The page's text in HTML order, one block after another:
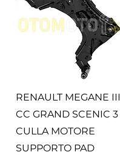
Vista rapida
RENAULT MEGANE III
CC GRAND SCENIC 3
CULLA MOTORE
SUPPORTO PAD